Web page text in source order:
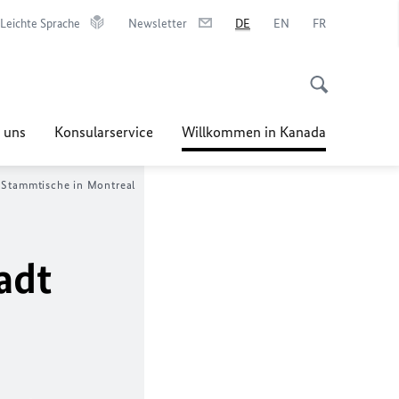
Leichte Sprache Newsletter DE EN FR
Konsularservice Willkommen in Kanada
Stammtische in Montreal